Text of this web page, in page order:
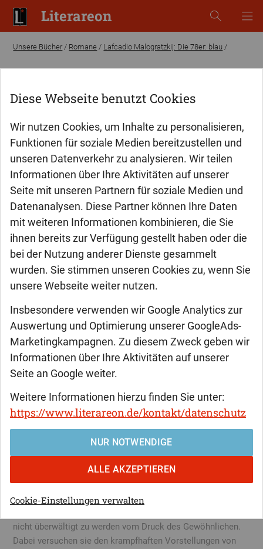
Diese Webseite benutzt Cookies
Wir nutzen Cookies, um Inhalte zu personalisieren,
Funktionen für soziale Medien bereitzustellen und
unseren Datenverkehr zu analysieren. Wir teilen
Informationen über Ihre Aktivitäten auf unserer
Seite mit unseren Partnern für soziale Medien und
Datenanalysen. Diese Partner können Ihre Daten
mit weiteren Informationen kombinieren, die Sie
ihnen bereits zur Verfügung gestellt haben oder die
bei der Nutzung anderer Dienste gesammelt
wurden. Sie stimmen unseren Cookies zu, wenn Sie
unsere Webseite weiter nutzen.
Insbesondere verwenden wir Google Analytics zur
Auswertung und Optimierung unserer GoogleAds-
Marketingkampagnen. Zu diesem Zweck geben wir
Informationen über Ihre Aktivitäten auf unserer
Seite an Google weiter.
Weitere Informationen hierzu finden Sie unter:
https://www.literareon.de/kontakt/datenschutz
NUR NOTWENDIGE
ALLE AKZEPTIEREN
Cookie-Einstellungen verwalten
Literareon
Unsere Bücher / Romane / Lafcadio Malogratzkij: Die 78er: blau /
Lafcadio Malogratzkij
Die 78er: blau
Ein Heimatroman
Der Autor Lafcadio Malogratzkij beschreibt in seinem
Roman »Die 78er: blau« das Lebensgefühl von Minski,
Daniel, Almani und ihren Freunden. Die Dortmunder
umgebenden Alltags der sogenannten »Normalos« zu
protestieren, indem sie die trostlosen grauen
Industriegebiete Dortmunds durchstreifen, sich in schäbigen
Bierkneipen, den »Buden zum Aufwärmen«, betrinken, über
Literatur (vorzugsweise die Werke de Sades),
kommunistische Flugblätter und die Musik von Frank Zappa
diskutieren und sich klar vom Leben der »Lemminge« im
»Land der Pommesbuden und Faschisten« abgrenzen: Sie
nicht überwältigt zu werden vom Druck des Gewöhnlichen.
Dabei versuchen sie den krampfhaften Vorstellungen von